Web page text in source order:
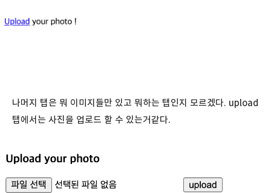
나머지 탭은 뭐 이미지들만 있고 뭐하는 탭인지 모르겠다. upload
탭에서는 사진을 업로드 할 수 있는거같다.